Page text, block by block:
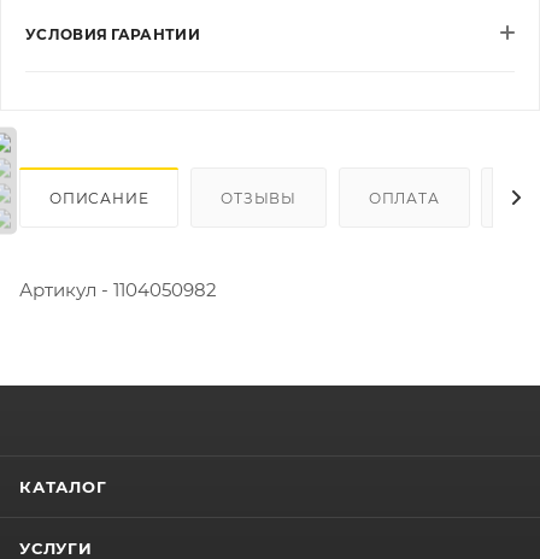
УСЛОВИЯ ГАРАНТИИ
ОПИСАНИЕ ОТЗЫВЫ ОПЛАТА
Артикул - 1104050982
КАТАЛОГ
УСЛУГИ